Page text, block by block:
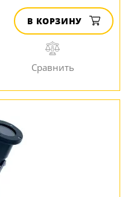
В КОРЗИНУ